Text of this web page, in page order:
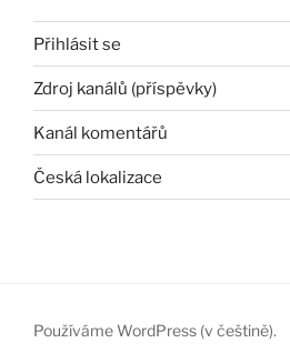
Přihlásit se
Zdroj kanálů (příspěvky)
Kanál komentářů
Česká lokalizace
Používáme WordPress (v češtině).